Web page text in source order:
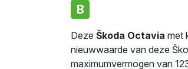
B
Deze Škoda Octavia met
nieuwwaarde van deze
maximumvermogen van